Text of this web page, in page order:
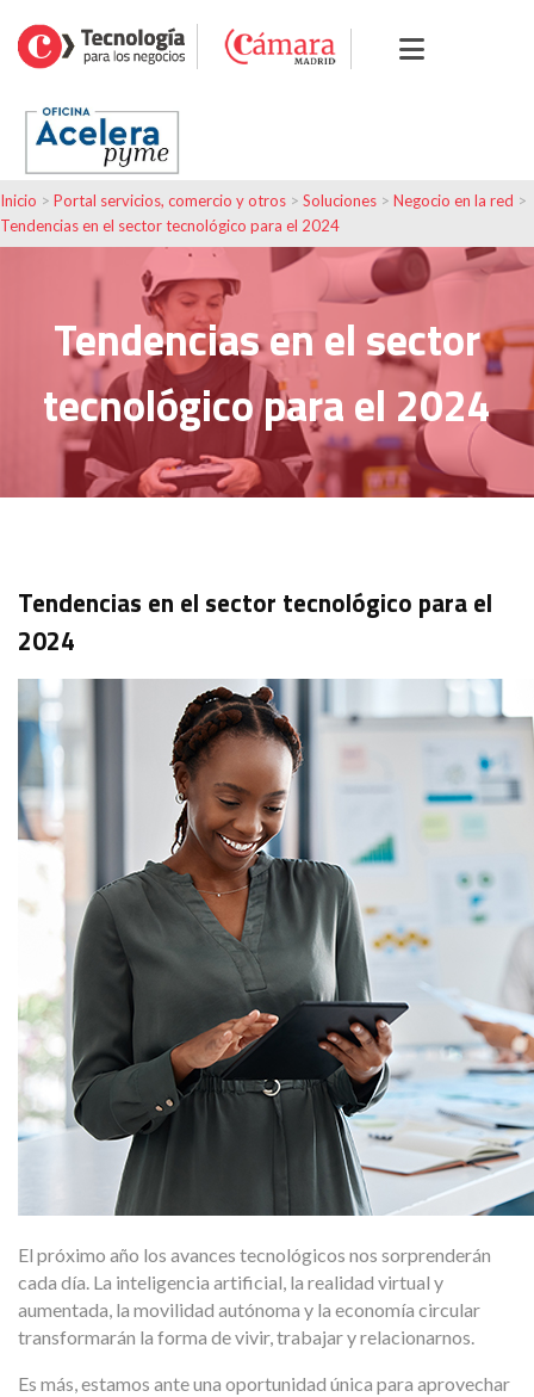
Inicio > Portal servicios, comercio y otros > Soluciones > Negocio en la red >
Tendencias en el sector tecnológico para el 2024
Tendencias en el sector
tecnológico para el 2024
Tendencias en el sector tecnológico para el
2024
El próximo año los avances tecnológicos nos sorprenderán
cada día. La inteligencia artificial, la realidad virtual y
aumentada, la movilidad autónoma y la economía circular
transformarán la forma de vivir, trabajar y relacionarnos.
Es más, estamos ante una oportunidad única para aprovechar